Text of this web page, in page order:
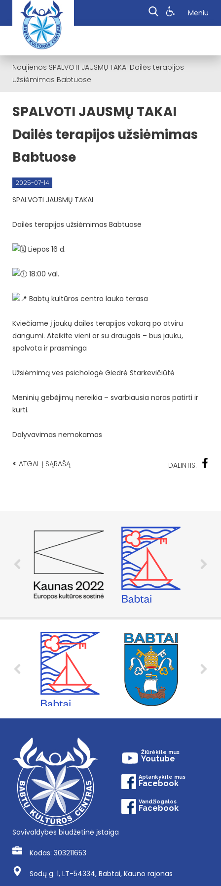
Meniu
Naujienos SPALVOTI JAUSMŲ TAKAI Dailės terapijos
užsiėmimas Babtuose
SPALVOTI JAUSMŲ TAKAI
Dailės terapijos užsiėmimas
Babtuose
2025-07-14
SPALVOTI JAUSMŲ TAKAI
Dailės terapijos užsiėmimas Babtuose
Liepos 16 d.
18:00 val.
Babtų kultūros centro lauko terasa
Kviečiame į jaukų dailės terapijos vakarą po atviru
dangumi. Ateikite vieni ar su draugais – bus jauku,
spalvota ir prasminga
Užsiėmimą ves psichologė Giedrė Starkevičiūtė
Meninių gebėjimų nereikia – svarbiausia noras patirti ir
kurti.
Dalyvavimas nemokamas
< ATGAL Į SĄRAŠĄ DALINTIS:
Žiūrėkite mus
Youtube
Aplankykite mus
Facebook
Vandžiogalos
Facebook
Savivaldybės biudžetinė įstaiga
Kodas: 303211653
Sodų g. 1, LT-54334, Babtai, Kauno rajonas